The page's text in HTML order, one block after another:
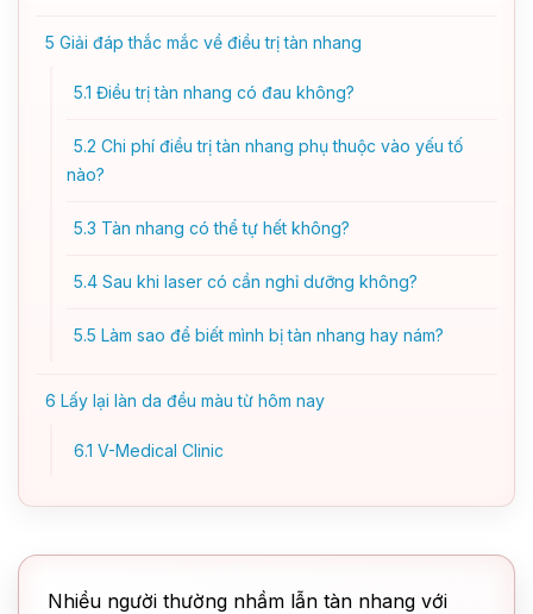
5 Giải đáp thắc mắc về điều trị tàn nhang
5.1 Điều trị tàn nhang có đau không?
5.2 Chi phí điều trị tàn nhang phụ thuộc vào yếu tố
nào?
5.3 Tàn nhang có thể tự hết không?
5.4 Sau khi laser có cần nghỉ dưỡng không?
5.5 Làm sao để biết mình bị tàn nhang hay nám?
6 Lấy lại làn da đều màu từ hôm nay
6.1 V-Medical Clinic
Nhiều người thường nhầm lẫn tàn nhang với